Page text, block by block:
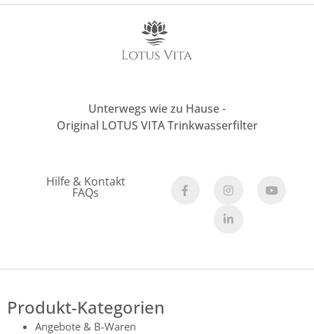
Unterwegs wie zu Hause -
Original LOTUS VITA Trinkwasserfilter
Hilfe & Kontakt
FAQs
Produkt-Kategorien
Angebote & B-Waren